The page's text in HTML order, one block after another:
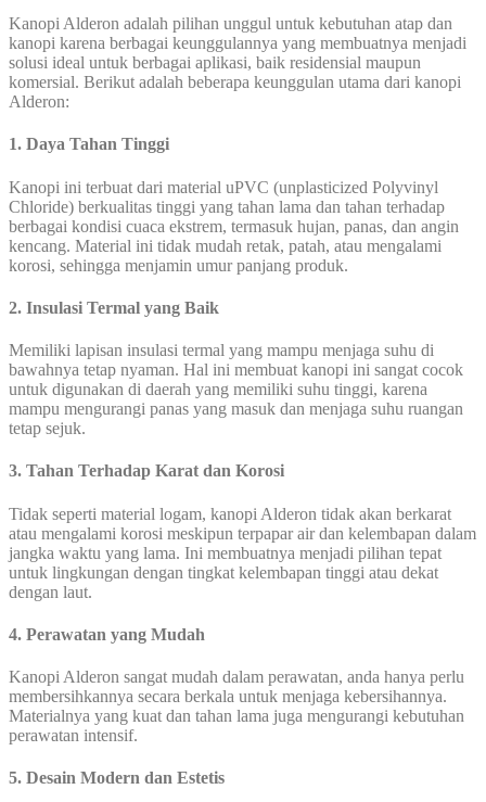
Kanopi Alderon adalah pilihan unggul untuk kebutuhan atap dan
kanopi karena berbagai keunggulannya yang membuatnya menjadi
solusi ideal untuk berbagai aplikasi, baik residensial maupun
komersial. Berikut adalah beberapa keunggulan utama dari kanopi
Alderon:
1. Daya Tahan Tinggi
Kanopi ini terbuat dari material uPVC (unplasticized Polyvinyl
Chloride) berkualitas tinggi yang tahan lama dan tahan terhadap
berbagai kondisi cuaca ekstrem, termasuk hujan, panas, dan angin
kencang. Material ini tidak mudah retak, patah, atau mengalami
korosi, sehingga menjamin umur panjang produk.
2. Insulasi Termal yang Baik
Memiliki lapisan insulasi termal yang mampu menjaga suhu di
bawahnya tetap nyaman. Hal ini membuat kanopi ini sangat cocok
untuk digunakan di daerah yang memiliki suhu tinggi, karena
mampu mengurangi panas yang masuk dan menjaga suhu ruangan
tetap sejuk.
3. Tahan Terhadap Karat dan Korosi
Tidak seperti material logam, kanopi Alderon tidak akan berkarat
atau mengalami korosi meskipun terpapar air dan kelembapan dalam
jangka waktu yang lama. Ini membuatnya menjadi pilihan tepat
untuk lingkungan dengan tingkat kelembapan tinggi atau dekat
dengan laut.
4. Perawatan yang Mudah
Kanopi Alderon sangat mudah dalam perawatan, anda hanya perlu
membersihkannya secara berkala untuk menjaga kebersihannya.
Materialnya yang kuat dan tahan lama juga mengurangi kebutuhan
perawatan intensif.
5. Desain Modern dan Estetis